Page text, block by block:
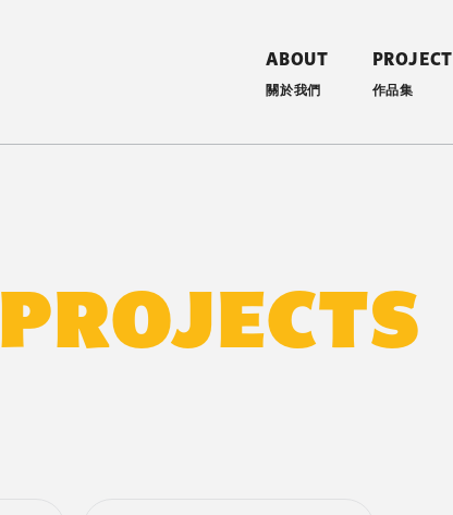
ABOUT
關於我們
PROJECT
作品集
PROJECTS